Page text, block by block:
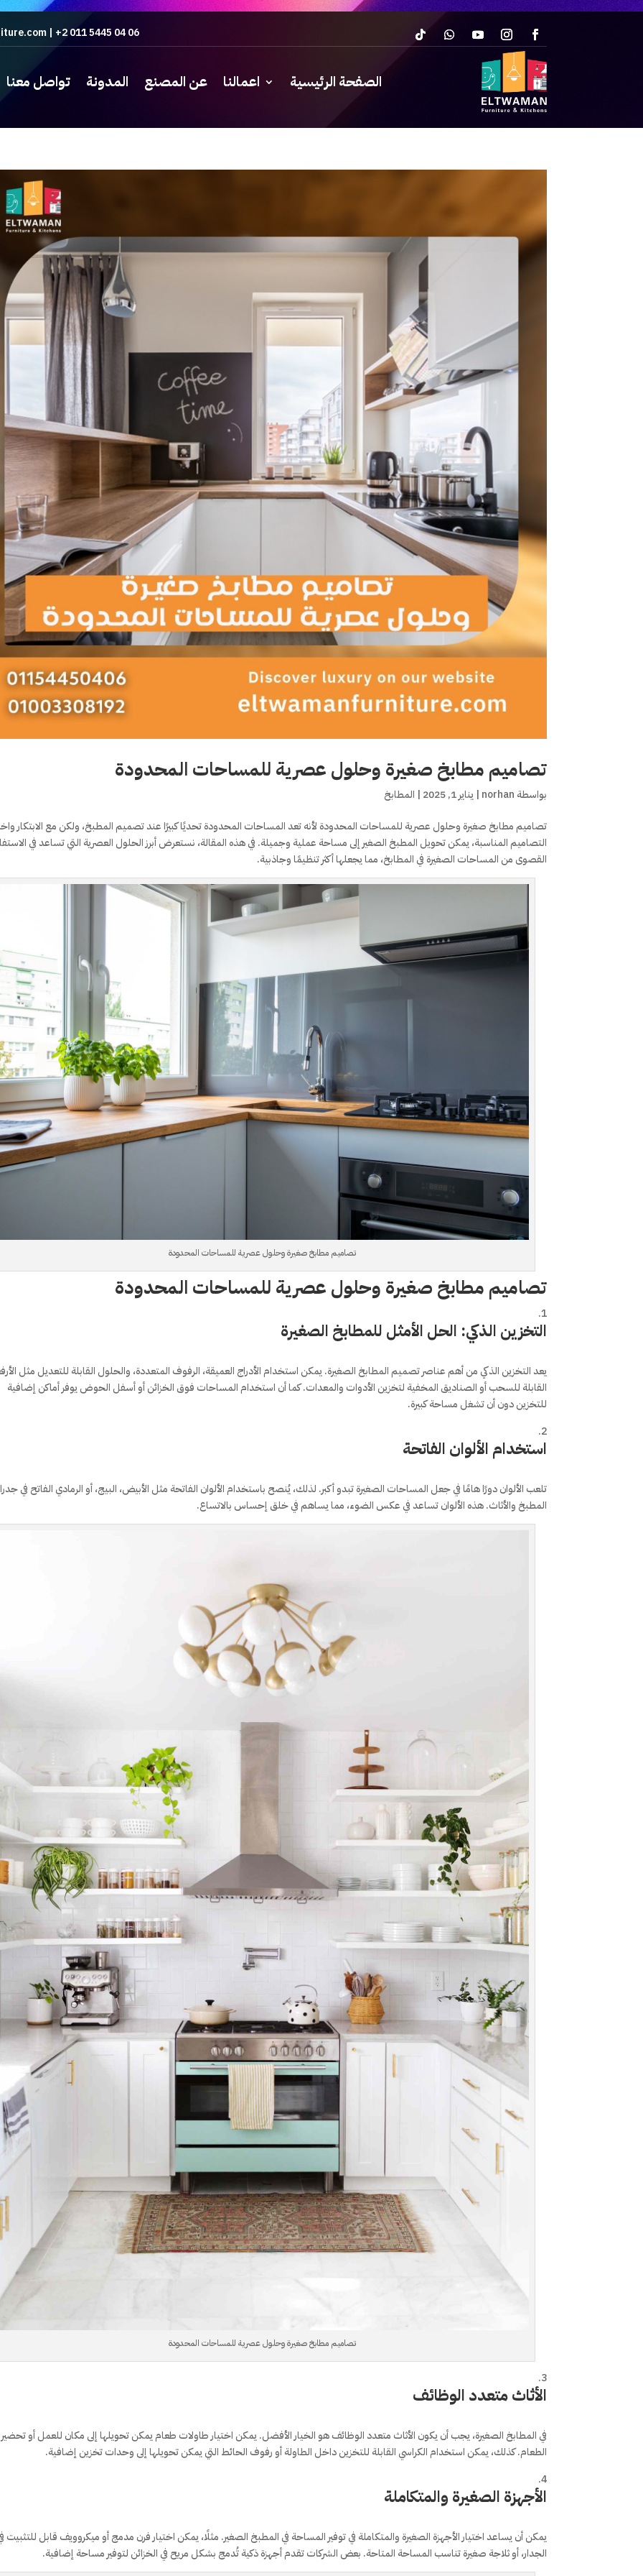
| +2 011 5445 04 06
الصفحة الرئيسية اعمالنا عن المصنع المدونة تواصل معنا
تصاميم مطابخ صغيرة وحلول عصرية للمساحات المحدودة
بواسطة norhan
| يناير 1, 2025 | المطابخ
تصاميم مطابخ صغيرة وحلول عصرية للمساحات المحدودة لأنه تعد المساحات المحدودة تحديًا كبيرًا عند تصميم المطبخ، ولكن مع الابتكار
التصاميم المناسبة، يمكن تحويل المطبخ الصغير إلى مساحة عملية وجميلة. في هذه المقالة، نستعرض أبرز الحلول العصرية التي تساعد في
القصوى من المساحات الصغيرة في المطابخ، مما يجعلها أكثر تنظيمًا وجاذبية.
تصاميم مطابخ صغيرة وحلول عصرية للمساحات المحدودة
تصاميم مطابخ صغيرة وحلول عصرية للمساحات المحدودة
التخزين الذكي: الحل الأمثل للمطابخ الصغيرة
يعد التخزين الذكي من أهم عناصر تصميم المطابخ الصغيرة. يمكن استخدام الأدراج العميقة، الرفوف المتعددة، والحلول القابلة للتعديل مثل
القابلة للسحب أو الصناديق المخفية لتخزين الأدوات والمعدات. كما أن استخدام المساحات فوق الخزائن أو أسفل الحوض يوفر أماكن إضافية
للتخزين دون أن تشغل مساحة كبيرة.
استخدام الألوان الفاتحة
تلعب الألوان دورًا هامًا في جعل المساحات الصغيرة تبدو أكبر. لذلك، يُنصح باستخدام الألوان الفاتحة مثل الأبيض، البيج، أو الرمادي الفاتح في
المطبخ والأثاث. هذه الألوان تساعد في عكس الضوء، مما يساهم في خلق إحساس بالاتساع.
تصاميم مطابخ صغيرة وحلول عصرية للمساحات المحدودة
الأثاث متعدد الوظائف
في المطابخ الصغيرة، يجب أن يكون الأثاث متعدد الوظائف هو الخيار الأفضل. يمكن اختيار طاولات طعام يمكن تحويلها إلى مكان للعمل أو تحضير
الطعام. كذلك، يمكن استخدام الكراسي القابلة للتخزين داخل الطاولة أو رفوف الحائط التي يمكن تحويلها إلى وحدات تخزين إضافية.
الأجهزة الصغيرة والمتكاملة
يمكن أن يساعد اختيار الأجهزة الصغيرة والمتكاملة في توفير المساحة في المطبخ الصغير. مثلًا، يمكن اختيار فرن مدمج أو ميكروويف قابل للتثبيت
الجدار، أو ثلاجة صغيرة تناسب المساحة المتاحة. بعض الشركات تقدم أجهزة ذكية تُدمج بشكل مريح في الخزائن لتوفير مساحة إضافية.